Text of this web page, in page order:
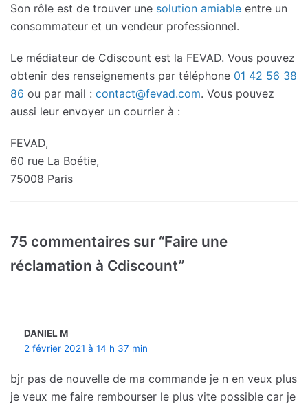
Son rôle est de trouver une solution amiable entre un
consommateur et un vendeur professionnel.
Le médiateur de Cdiscount est la FEVAD. Vous pouvez
obtenir des renseignements par téléphone 01 42 56 38
86 ou par mail : contact@fevad.com. Vous pouvez
aussi leur envoyer un courrier à :
FEVAD,
60 rue La Boétie,
75008 Paris
75 commentaires sur “Faire une
réclamation à Cdiscount”
DANIEL M
2 février 2021 à 14 h 37 min
bjr pas de nouvelle de ma commande je n en veux plus
je veux me faire rembourser le plus vite possible car je